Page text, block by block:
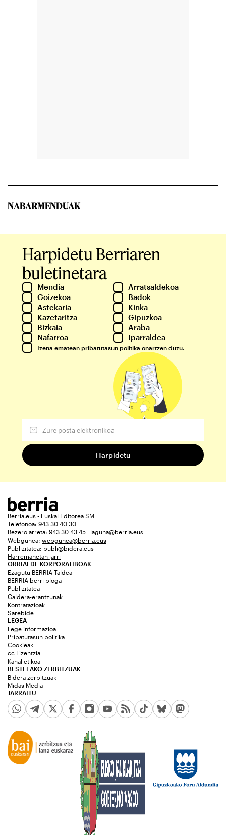
NABARMENDUAK
Harpidetu Berriaren
buletinetara
Mendia
Arratsaldekoa
Goizekoa
Badok
Astekaria
Kinka
Kazetaritza
Gipuzkoa
Bizkaia
Araba
Nafarroa
Iparraldea
Izena ematean pribatutasun politika onartzen duzu.
Berria.eus - Euskal Editorea SM
Telefonoa: 943 30 40 30
Bezero arreta: 943 30 43 45 | laguna@berria.eus
Webgunea: webgunea@berria.eus
Publizitatea: publi@bidera.eus
Harremanetan jarri
ORRIALDE KORPORATIBOAK
Ezagutu BERRIA Taldea
BERRIA berri bloga
Publizitatea
Galdera-erantzunak
Kontratazioak
Sarebide
JARRAITU
LEGEA
Lege informazioa
Pribatutasun politika
Cookieak
cc Lizentzia
Kanal etikoa
BESTELAKO ZERBITZUAK
Bidera zerbitzuak
Midas Media